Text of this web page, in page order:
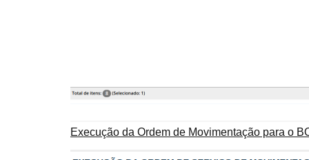
Execução da Ordem de Movimentação para o